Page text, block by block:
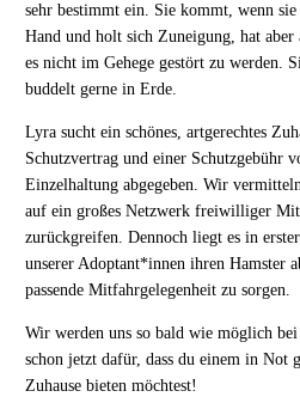
sehr bestimmt ein. Sie kommt, wenn
Hand und holt sich Zuneigung, hat aber
es nicht im Gehege gestört zu werden.
buddelt gerne in Erde.
Lyra sucht ein schönes, artgerechtes
Schutzvertrag und einer Schutzgebühr
Einzelhaltung abgegeben. Wir
auf ein großes Netzwerk freiwilliger
zurückgreifen. Dennoch liegt es in
unserer Adoptant*innen ihren Hamster
passende Mitfahrgelegenheit zu sorgen.
Wir werden uns so bald wie möglich
schon jetzt dafür, dass du einem in Not
Zuhause bieten möchtest!